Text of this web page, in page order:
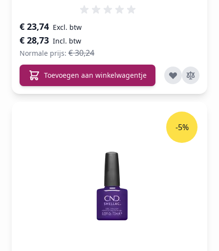
Speciale prijs
€ 28,73
€ 23,74
Normale prijs: € 30,24
Toevoegen aan winkelwagentje
-5%